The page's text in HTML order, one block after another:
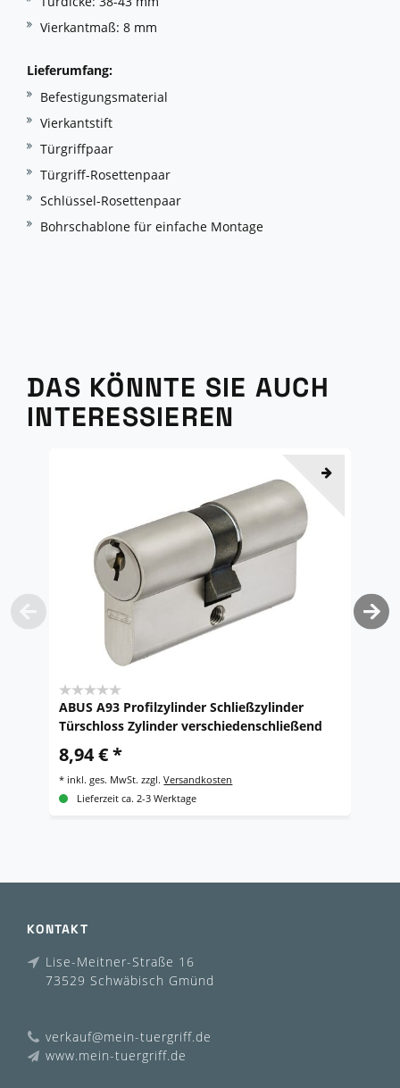
Vierkantmaß: 8 mm
Lieferumfang:
Befestigungsmaterial
Vierkantstift
Türgriffpaar
Türgriff-Rosettenpaar
Schlüssel-Rosettenpaar
Bohrschablone für einfache Montage
DAS KÖNNTE SIE AUCH
INTERESSIEREN
ABUS A93 Profilzylinder Schließzylinder
Türschloss Zylinder verschiedenschließend
8,94 € *
* inkl. ges. MwSt. zzgl.Versandkosten
Lieferzeit ca. 2-3 Werktage
KONTAKT
Lise-Meitner-Straße 16
73529 Schwäbisch Gmünd
verkauf@mein-tuergriff.de
www.mein-tuergriff.de